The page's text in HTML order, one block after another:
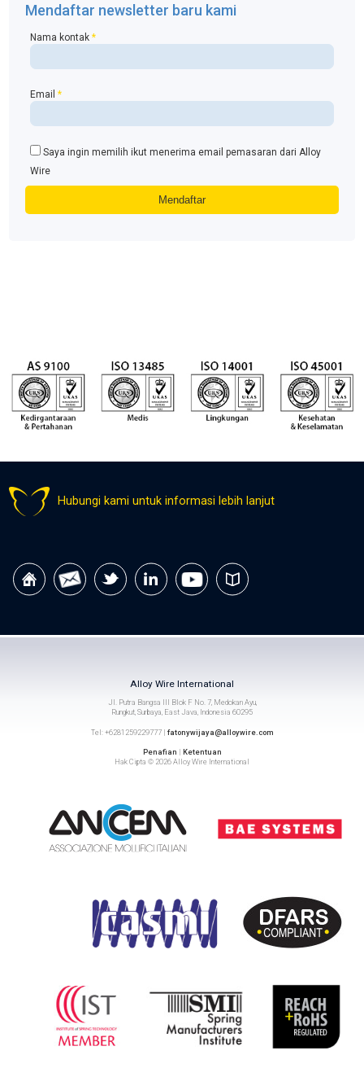
Mendaftar newsletter baru kami
Nama kontak*
Email*
Saya ingin memilih ikut menerima email pemasaran dari Alloy
Wire
Hubungi kami untuk informasi lebih lanjut
Alloy Wire International
Jl. Putra Bangsa III Blok F No. 7, Medokan Ayu,
Rungkut, Surbaya, East Java, Indonesia 60295
Tel: +6281259229777 | fatonywijaya@alloywire.com
Penafian
Ketentuan
Hak Cipta © 2026 Alloy Wire International